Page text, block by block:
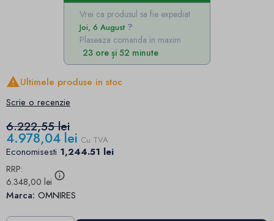
Vrei ca produsul sa fie expediat
Joi, 6 August
Plaseaza comanda in maxim
23 ore și 52 minute
Ultimele produse in stoc
Scrie o recenzie
6.222,55 lei
4.978,04 lei Cu TVA
Economisesti 1,244.51 lei
RRP:
6.348,00 lei
info_outline
Marca: OMNIRES